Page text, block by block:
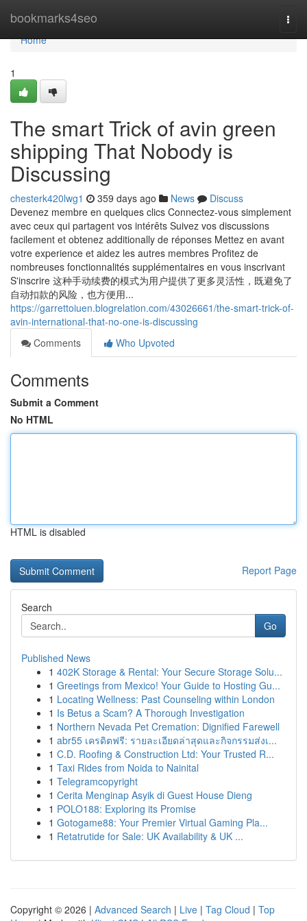
bookmarks4seo
Home
Home
1
The smart Trick of avin green
shipping That Nobody is
Discussing
chesterk420lwg1 359 days ago News
Discuss
Devenez membre en quelques clics Connectez-vous simplement
avec ceux qui partagent vos intérêts Suivez vos discussions
facilement et obtenez additionally de réponses Mettez en avant
votre experience et aidez les autres membres Profitez de
nombreuses fonctionnalités supplémentaires en vous inscrivant
S'inscrire 这种手动续费的模式为用户提供了更多灵活性，既避免了
自动扣款的风险，也方便用...
https://garrettoiuen.blogrelation.com/43026661/the-smart-trick-of-
avin-international-that-no-one-is-discussing
Comments
Who Upvoted
Comments
Submit a Comment
No HTML
HTML is disabled
Report Page
Search
Go
Published News
1 402K Storage & Rental: Your Secure Storage Solu...
1 Greetings from Mexico! Your Guide to Hosting Gu...
1 Locating Wellness: Past Counseling within London
1 Is Betus a Scam? A Thorough Investigation
1 Northern Nevada Pet Cremation: Dignified Farewell
1 abr55 เครดิตฟรี: รายละเอียดล่าสุดและกิจกรรมส่งเ...
1 C.D. Roofing & Construction Ltd: Your Trusted R...
1 Taxi Rides from Noida to Nainital
1 Telegramcopyright
1 Cerita Menginap Asyik di Guest House Dieng
1 POLO188: Exploring its Promise
1 Gotogame88: Your Premier Virtual Gaming Pla...
1 Retatrutide for Sale: UK Availability & UK ...
Copyright © 2026 | Advanced Search | Live | Tag Cloud | Top